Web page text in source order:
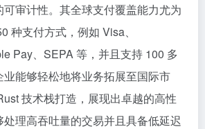
审计性。其全球支付覆盖能力尤为
种支付方式，例如 Visa、
Pay、SEPA 等，并且支持 100 多
能够轻松地将业务拓展至国际市
技术栈打造，展现出卓越的高性
理高吞吐量的交易并且具备低延迟